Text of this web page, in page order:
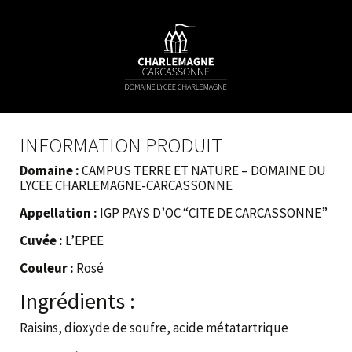
INFORMATION PRODUIT
Domaine :CAMPUS TERRE ET NATURE – DOMAINE DU
LYCEE CHARLEMAGNE-CARCASSONNE
Appellation : IGP PAYS D’OC “CITE DE CARCASSONNE”
Cuvée : L’EPEE
Couleur : Rosé
Ingrédients :
Raisins, dioxyde de soufre, acide métatartrique